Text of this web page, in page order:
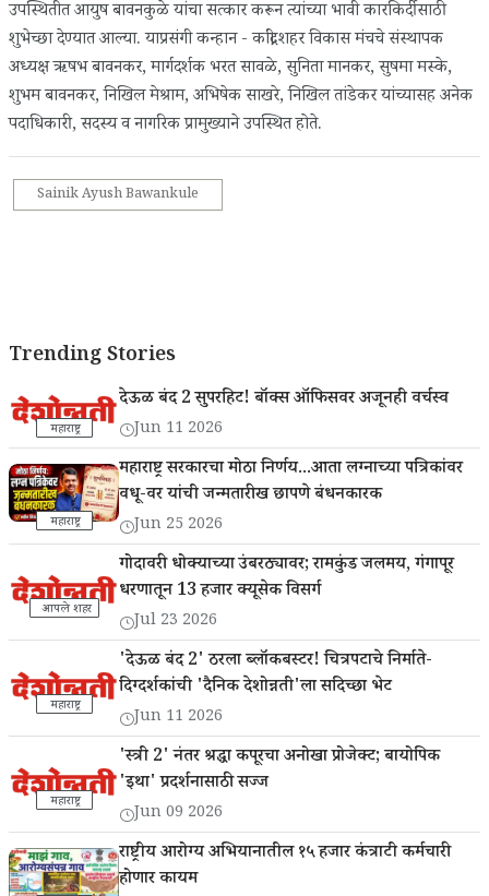
उपस्थितीत आयुष बावनकुळे यांचा सत्कार करून त्यांच्या भावी कारकिर्दीसाठी
शुभेच्छा देण्यात आल्या. याप्रसंगी कन्हान - कांद्री शहर विकास मंचचे संस्थापक
अध्यक्ष ऋषभ बावनकर, मार्गदर्शक भरत सावळे, सुनिता मानकर, सुषमा मस्के,
शुभम बावनकर, निखिल मेश्राम, अभिषेक साखरे, निखिल तांडेकर यांच्यासह अनेक
पदाधिकारी, सदस्य व नागरिक प्रामुख्याने उपस्थित होते.
Sainik Ayush Bawankule
Trending Stories
महाराष्ट्र
देऊळ बंद 2 सुपरहिट! बॉक्स ऑफिसवर अजूनही वर्चस्व
Jun 11 2026
महाराष्ट्र
महाराष्ट्र सरकारचा मोठा निर्णय...आता लग्नाच्या पत्रिकांवर
वधू-वर यांची जन्मतारीख छापणे बंधनकारक
Jun 25 2026
आपले शहर
गोदावरी धोक्याच्या उंबरठ्यावर; रामकुंड जलमय, गंगापूर
धरणातून 13 हजार क्यूसेक विसर्ग
Jul 23 2026
महाराष्ट्र
'देऊळ बंद 2' ठरला ब्लॉकबस्टर! चित्रपटाचे निर्माते-
दिग्दर्शकांची 'दैनिक देशोन्नती'ला सदिच्छा भेट
Jun 11 2026
महाराष्ट्र
'स्त्री 2' नंतर श्रद्धा कपूरचा अनोखा प्रोजेक्ट; बायोपिक
'इथा' प्रदर्शनासाठी सज्ज
Jun 09 2026
राष्ट्रीय आरोग्य अभियानातील १५ हजार कंत्राटी कर्मचारी
होणार कायम